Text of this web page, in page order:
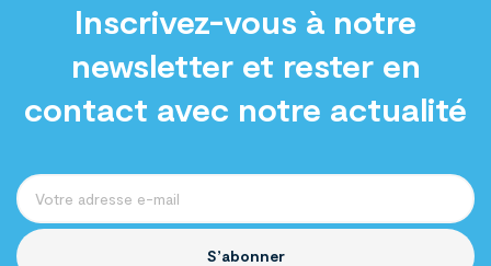
Inscrivez-vous à notre
newsletter et rester en
contact avec notre actualité
S’abonner